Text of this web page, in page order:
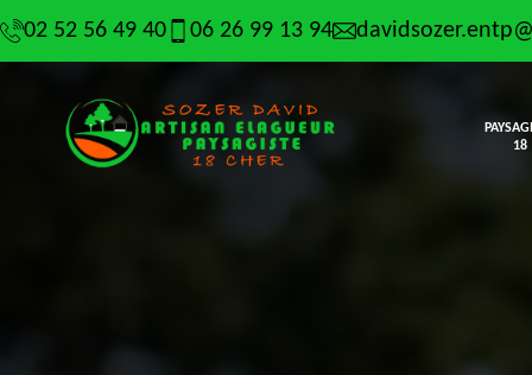
02 52 56 49 40 06 26 99 13 94
18